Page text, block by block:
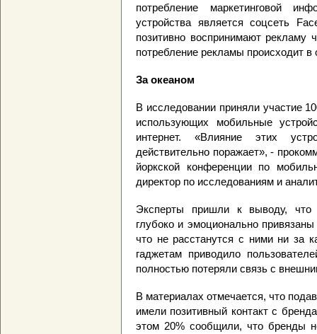
потребление маркетинговой
устройства является соцсеть
позитивно воспринимают рекламу
потребление рекламы происходит в
За океаном
В исследовании приняли участие
использующих мобильные
интернет. «Влияние этих
действительно поражает», -
йоркской конференции по
директор по исследованиям и
Эксперты пришли к выводу, что
глубоко и эмоционально
что не расстанутся с ними ни за
гаджетам приводило
полностью потеряли связь с
В материалах отмечается, что
имели позитивный контакт с
этом 20% сообщили, что бренды